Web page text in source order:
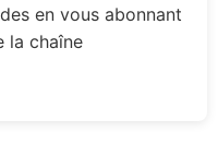
en vous abonnant
la chaîne